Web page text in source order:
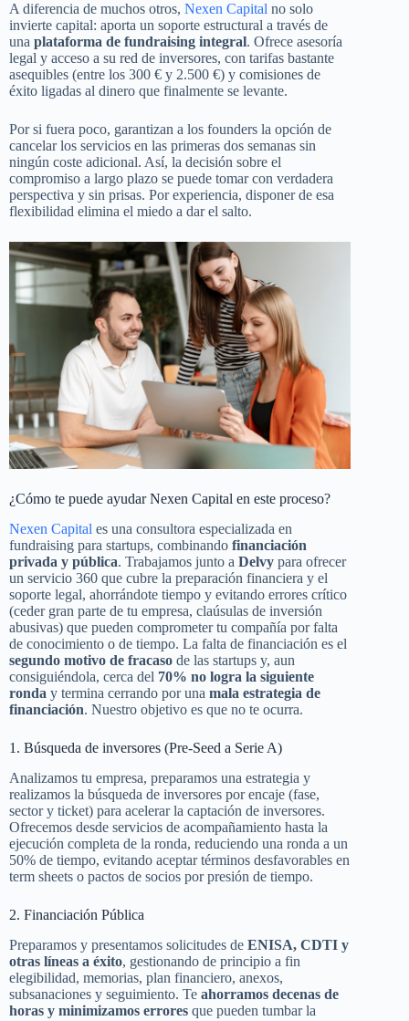
A diferencia de muchos otros, Nexen Capital no solo
invierte capital: aporta un soporte estructural a través de
una plataforma de fundraising integral. Ofrece asesoría
legal y acceso a su red de inversores, con tarifas bastante
asequibles (entre los 300 € y 2.500 €) y comisiones de
éxito ligadas al dinero que finalmente se levante.
Por si fuera poco, garantizan a los founders la opción de
cancelar los servicios en las primeras dos semanas sin
ningún coste adicional. Así, la decisión sobre el
compromiso a largo plazo se puede tomar con verdadera
perspectiva y sin prisas. Por experiencia, disponer de esa
flexibilidad elimina el miedo a dar el salto.
¿Cómo te puede ayudar Nexen Capital en este proceso?
Nexen Capital es una consultora especializada en
fundraising para startups, combinando financiación
privada y pública. Trabajamos junto a Delvy para ofrecer
un servicio 360 que cubre la preparación financiera y el
soporte legal, ahorrándote tiempo y evitando errores crítico
(ceder gran parte de tu empresa, claúsulas de inversión
abusivas) que pueden comprometer tu compañía por falta
de conocimiento o de tiempo. La falta de financiación es el
segundo motivo de fracaso de las startups y, aun
consiguiéndola, cerca del 70% no logra la siguiente
ronda y termina cerrando por una mala estrategia de
financiación. Nuestro objetivo es que no te ocurra.
1. Búsqueda de inversores (Pre-Seed a Serie A)
Analizamos tu empresa, preparamos una estrategia y
realizamos la búsqueda de inversores por encaje (fase,
sector y ticket) para acelerar la captación de inversores.
Ofrecemos desde servicios de acompañamiento hasta la
ejecución completa de la ronda, reduciendo una ronda a un
50% de tiempo, evitando aceptar términos desfavorables en
term sheets o pactos de socios por presión de tiempo.
2. Financiación Pública
Preparamos y presentamos solicitudes de ENISA, CDTI y
otras líneas a éxito, gestionando de principio a fin
elegibilidad, memorias, plan financiero, anexos,
subsanaciones y seguimiento. Te ahorramos decenas de
horas y minimizamos errores que pueden tumbar la